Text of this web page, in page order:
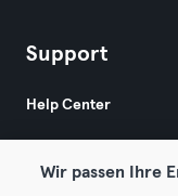
Support
Help Center
Wir passen Ihre